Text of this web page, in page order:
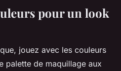
pour un look
jouez avec les couleurs
palette de maquillage aux